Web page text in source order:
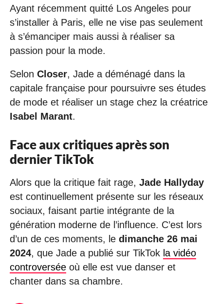
Ayant récemment quitté Los Angeles pour
s’installer à Paris, elle ne vise pas seulement
à s’émanciper mais aussi à réaliser sa
passion pour la mode.
Selon Closer, Jade a déménagé dans la
capitale française pour poursuivre ses études
de mode et réaliser un stage chez la créatrice
Isabel Marant.
Face aux critiques après son
dernier TikTok
Alors que la critique fait rage, Jade Hallyday
est continuellement présente sur les réseaux
sociaux, faisant partie intégrante de la
génération moderne de l’influence. C’est lors
d’un de ces moments, le dimanche 26 mai
2024, que Jade a publié sur TikTok la vidéo
controversée où elle est vue danser et
chanter dans sa chambre.